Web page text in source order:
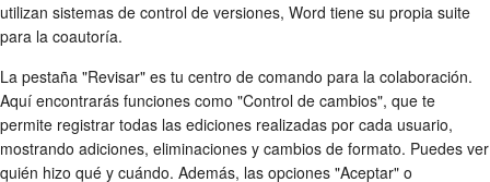
utilizan sistemas de control de versiones, Word tiene su propia suite
para la coautoría.
La pestaña "Revisar" es tu centro de comando para la colaboración.
Aquí encontrarás funciones como "Control de cambios", que te
permite registrar todas las ediciones realizadas por cada usuario,
mostrando adiciones, eliminaciones y cambios de formato. Puedes ver
quién hizo qué y cuándo. Además, las opciones "Aceptar" o